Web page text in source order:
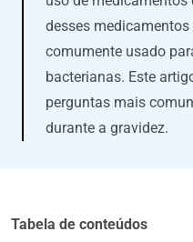
desses
comumente usado
bacterianas. Este
perguntas mais
durante a gravidez.
Tabela de conteúdos